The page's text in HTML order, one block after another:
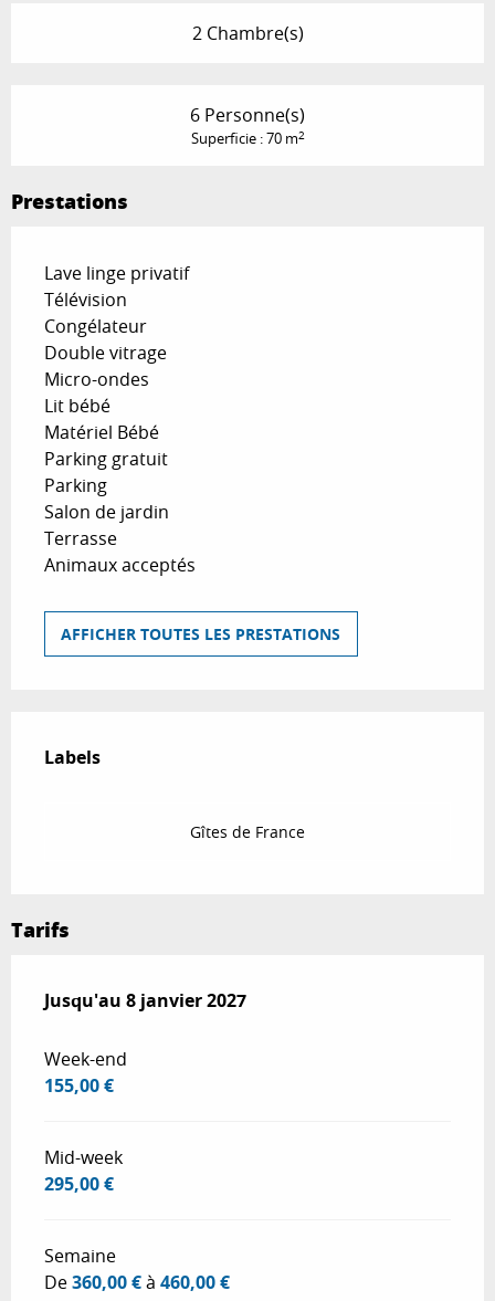
2 Chambre(s)
6 Personne(s)
Superficie : 70 m2
Prestations
Lave linge privatif
Télévision
Congélateur
Double vitrage
Micro-ondes
Lit bébé
Matériel Bébé
Parking gratuit
Parking
Salon de jardin
Terrasse
Animaux acceptés
AFFICHER TOUTES LES PRESTATIONS
Labels
Labels
Gîtes de France
Tarifs
Du20 décembre 2025au
Jusqu'au 8 janvier 2027
Week-end
155,00 €
Mid-week
295,00 €
Semaine
De360,00 €à 460,00 €